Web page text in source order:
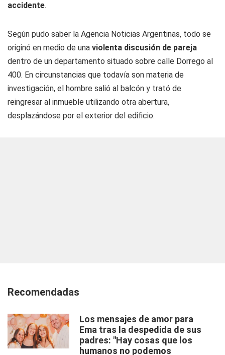
accidente.
Según pudo saber la Agencia Noticias Argentinas, todo se
originó en medio de una violenta discusión de pareja
dentro de un departamento situado sobre calle Dorrego al
400. En circunstancias que todavía son materia de
investigación, el hombre salió al balcón y trató de
reingresar al inmueble utilizando otra abertura,
desplazándose por el exterior del edificio.
Recomendadas
Los mensajes de amor para
Ema tras la despedida de sus
padres: "Hay cosas que los
humanos no podemos